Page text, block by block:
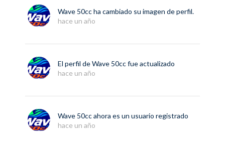
Wave 50ccha cambiado su imagen de perfil.
hace un año
El perfil deWave 50ccfue actualizado
hace un año
Wave 50ccahora es un usuario registrado
hace un año